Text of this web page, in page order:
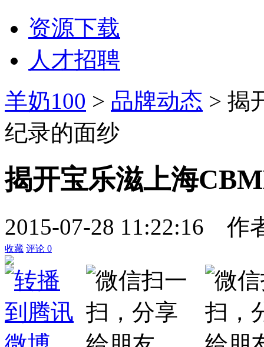
资源下载
人才招聘
羊奶100 > 品牌动态 > 揭
纪录的面纱
揭开宝乐滋上海
2015-07-28 11:22:16 作
收藏 评论 0